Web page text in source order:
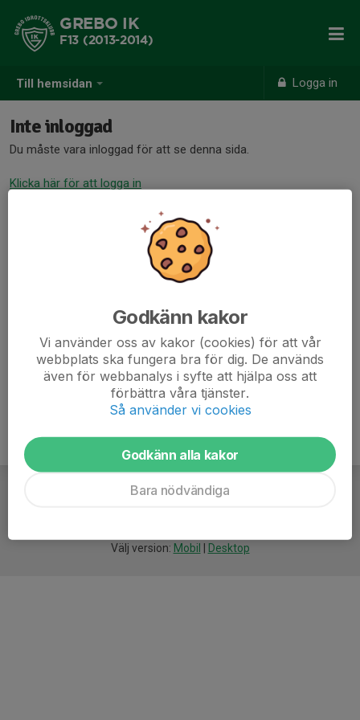
Till hemsidan Logga in
GREBO IK
F13 (2013-2014)
Inte inloggad
Du måste vara inloggad för att se denna sida.
Klicka här för att logga in
Välj version: Mobil Desktop
Godkänn kakor
Vi använder oss av kakor (cookies) för att vår
webbplats ska fungera bra för dig. De används
även för webbanalys i syfte att hjälpa oss att
förbättra våra tjänster.
Så använder vi cookies
Godkänn alla kakor
Bara nödvändiga